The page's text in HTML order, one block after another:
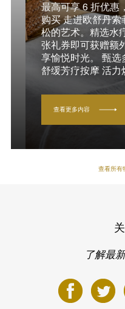
最高可享 6 折优
购买 走进欧舒丹
松的艺术。精选水
张礼券即可获赠额
享愉悦时光。 甄选
舒缓芳疗按摩 活力
查看更多内容
查看所有
了解最